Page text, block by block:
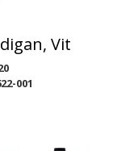
Vit
001